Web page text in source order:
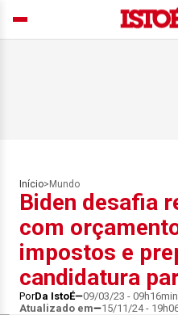
Início> Mundo
Biden desafia
com
impostos e
candidatura
PorDa IstoÉ 09/03/23 - 09h16min
Atualizado em
15/11/24 -